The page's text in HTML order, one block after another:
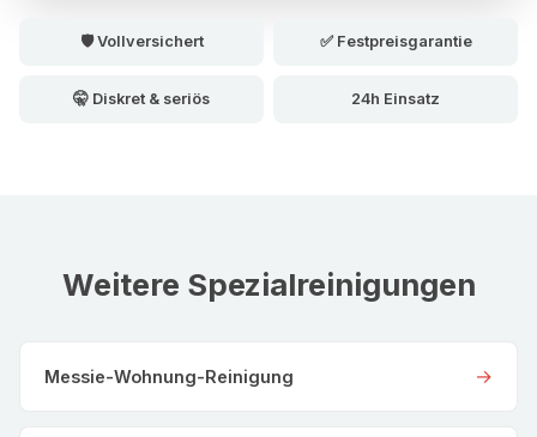
🛡️ Vollversichert ✅ Festpreisgarantie
🤫 Diskret & seriös 24h Einsatz
Weitere Spezialreinigungen
Messie-Wohnung-Reinigung →